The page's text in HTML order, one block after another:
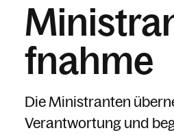
fnahme
Die Ministranten
Verantwortung und